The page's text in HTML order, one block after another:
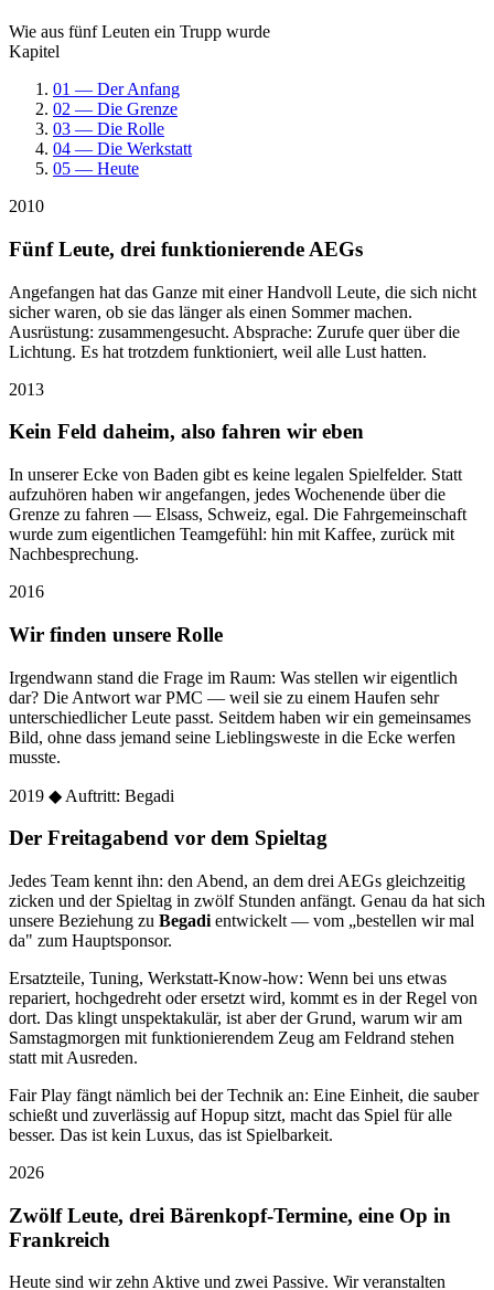
Wie aus fünf Leuten ein Trupp wurde
Kapitel
01 — Der Anfang
02 — Die Grenze
03 — Die Rolle
04 — Die Werkstatt
05 — Heute
2010
Fünf Leute, drei funktionierende AEGs
Angefangen hat das Ganze mit einer Handvoll Leute, die sich nicht
sicher waren, ob sie das länger als einen Sommer machen.
Ausrüstung: zusammengesucht. Absprache: Zurufe quer über die
Lichtung. Es hat trotzdem funktioniert, weil alle Lust hatten.
2013
Kein Feld daheim, also fahren wir eben
In unserer Ecke von Baden gibt es keine legalen Spielfelder. Statt
aufzuhören haben wir angefangen, jedes Wochenende über die
Grenze zu fahren — Elsass, Schweiz, egal. Die Fahrgemeinschaft
wurde zum eigentlichen Teamgefühl: hin mit Kaffee, zurück mit
Nachbesprechung.
2016
Wir finden unsere Rolle
Irgendwann stand die Frage im Raum: Was stellen wir eigentlich
dar? Die Antwort war PMC — weil sie zu einem Haufen sehr
unterschiedlicher Leute passt. Seitdem haben wir ein gemeinsames
Bild, ohne dass jemand seine Lieblingsweste in die Ecke werfen
musste.
2019 ◆ Auftritt: Begadi
Der Freitagabend vor dem Spieltag
Jedes Team kennt ihn: den Abend, an dem drei AEGs gleichzeitig
zicken und der Spieltag in zwölf Stunden anfängt. Genau da hat sich
unsere Beziehung zu Begadi entwickelt — vom „bestellen wir mal
da" zum Hauptsponsor.
Ersatzteile, Tuning, Werkstatt-Know-how: Wenn bei uns etwas
repariert, hochgedreht oder ersetzt wird, kommt es in der Regel von
dort. Das klingt unspektakulär, ist aber der Grund, warum wir am
Samstagmorgen mit funktionierendem Zeug am Feldrand stehen
statt mit Ausreden.
Fair Play fängt nämlich bei der Technik an: Eine Einheit, die sauber
schießt und zuverlässig auf Hopup sitzt, macht das Spiel für alle
besser. Das ist kein Luxus, das ist Spielbarkeit.
2026
Zwölf Leute, drei Bärenkopf-Termine, eine Op in
Frankreich
Heute sind wir zehn Aktive und zwei Passive. Wir veranstalten